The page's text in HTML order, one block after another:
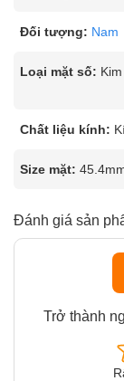
Đối tượng: Nam
Loại mặt số:
Chất liệu kính:
Size mặt:
Đánh giá sản
Trở thành